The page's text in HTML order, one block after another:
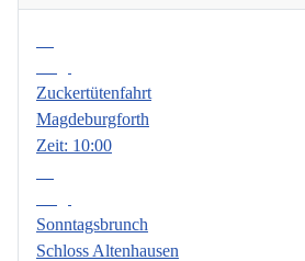
Zuckertütenfahrt
Magdeburgforth
Zeit: 10:00
Sonntagsbrunch
Schloss Altenhausen